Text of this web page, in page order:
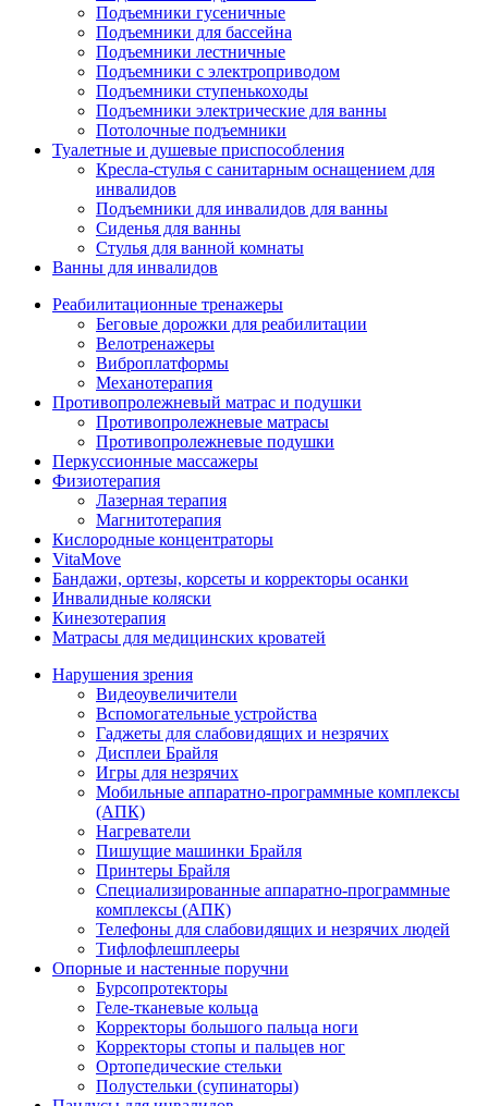
Подъемники гусеничные
Подъемники для бассейна
Подъемники лестничные
Подъемники с электроприводом
Подъемники ступенькоходы
Подъемники электрические для ванны
Потолочные подъемники
Туалетные и душевые приспособления
Кресла-стулья с санитарным оснащением для
инвалидов
Подъемники для инвалидов для ванны
Сиденья для ванны
Стулья для ванной комнаты
Ванны для инвалидов
Реабилитационные тренажеры
Беговые дорожки для реабилитации
Велотренажеры
Виброплатформы
Механотерапия
Противопролежневый матрас и подушки
Противопролежневые матрасы
Противопролежневые подушки
Перкуссионные массажеры
Физиотерапия
Лазерная терапия
Магнитотерапия
Кислородные концентраторы
VitaMove
Бандажи, ортезы, корсеты и корректоры осанки
Инвалидные коляски
Кинезотерапия
Матрасы для медицинских кроватей
Нарушения зрения
Видеоувеличители
Вспомогательные устройства
Гаджеты для слабовидящих и незрячих
Дисплеи Брайля
Игры для незрячих
Мобильные аппаратно-программные комплексы
(АПК)
Нагреватели
Пишущие машинки Брайля
Принтеры Брайля
Специализированные аппаратно-программные
комплексы (АПК)
Телефоны для слабовидящих и незрячих людей
Тифлофлешплееры
Опорные и настенные поручни
Бурсопротекторы
Геле-тканевые кольца
Корректоры большого пальца ноги
Корректоры стопы и пальцев ног
Ортопедические стельки
Полустельки (супинаторы)